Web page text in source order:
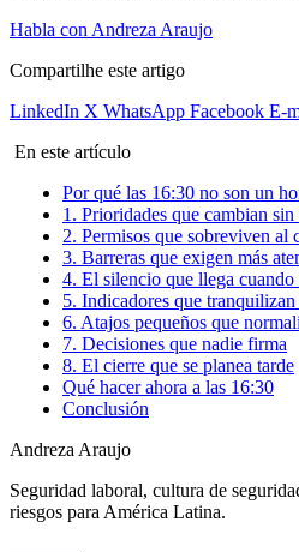
Habla con Andreza Araujo
Compartilhe este artigo
LinkedIn X WhatsApp Facebook E-
En este artículo
Por qué las 16:30 no son un
1. Prioridades que cambian
2. Permisos que sobreviven al
3. Barreras que exigen más
4. El silencio que llega
5. Indicadores que
6. Atajos pequeños que
7. Decisiones que nadie firma
8. El cierre que se planea tarde
Qué hacer ahora a las 16:30
Conclusión
Andreza Araujo
Seguridad laboral, cultura de
riesgos para América Latina.